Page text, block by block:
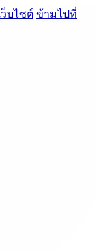
บไซต์ ข้ามไปที่